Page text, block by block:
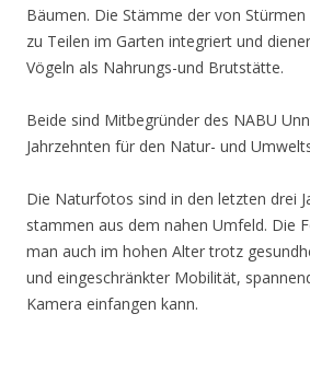
Bäumen. Die Stämme der von
zu Teilen im Garten integriert und
Vögeln als Nahrungs-und Brutstätte.
Beide sind Mitbegründer des NABU
Jahrzehnten für den Natur- und
Die Naturfotos sind in den letzten drei
stammen aus dem nahen Umfeld. Die
man auch im hohen Alter trotz
und eingeschränkter Mobilität,
Kamera einfangen kann.